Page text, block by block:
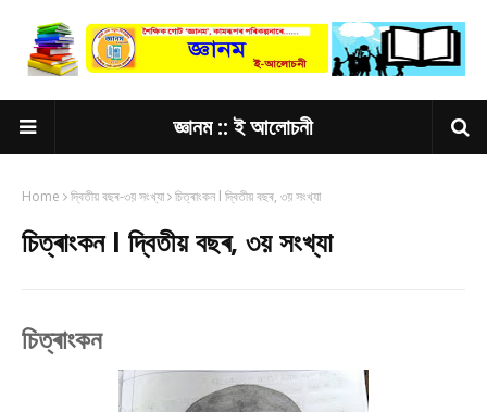
জ্ঞানম :: ই আলোচনী
Home দ্বিতীয় বছৰ-৩য় সংখ্যা চিত্ৰাংকন l দ্বিতীয় বছৰ, ৩য় সংখ্যা
চিত্ৰাংকন l দ্বিতীয় বছৰ, ৩য় সংখ্যা
চিত্ৰাংকন